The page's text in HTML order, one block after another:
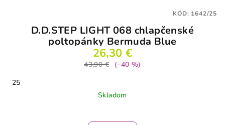
D.D.STEP LIGHT 068 chlapčenské
poltopánky Bermuda Blue
26,30 €
43,90 €
(–40 %)
25
Skladom
KÓD: 1642/25